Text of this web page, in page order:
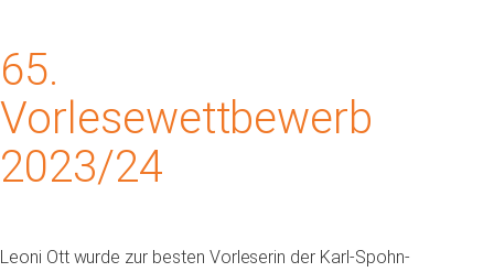
65.
Vorlesewettbewerb
2023/24
Leoni Ott wurde zur besten Vorleserin der Karl-Spohn-